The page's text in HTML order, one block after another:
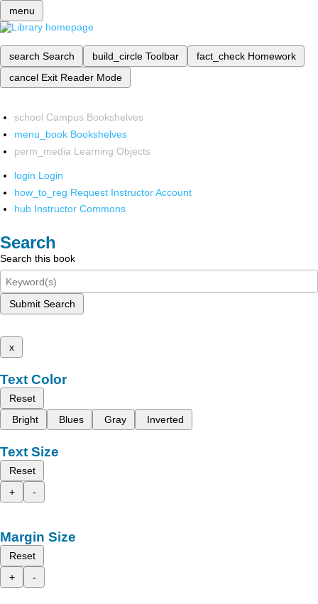
menu
search Search build_circle Toolbar fact_check Homework
cancel Exit Reader Mode
school Campus Bookshelves
menu_book Bookshelves
perm_media Learning Objects
login Login
how_to_reg Request Instructor Account
hub Instructor Commons
Search
Search this book
Submit Search
x
Text Color
Reset
Bright
Blues Gray Inverted
Text Size
Reset
+
-
Margin Size
Reset
+
-